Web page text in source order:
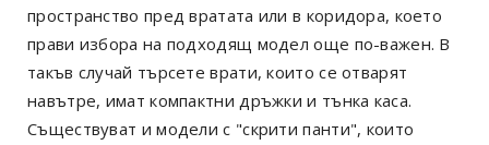
пространство пред вратата или в коридора, което
прави избора на подходящ модел още по-важен. В
такъв случай търсете врати, които се отварят
навътре, имат компактни дръжки и тънка каса.
Съществуват и модели с "скрити панти", които